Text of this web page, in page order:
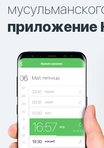
приложение